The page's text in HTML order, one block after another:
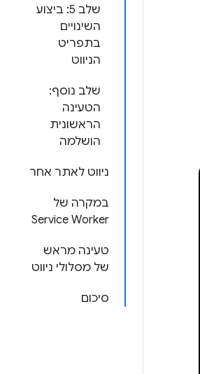
שלב 5: ביצוע
השינויים
בתפריט
הניווט
שלב נוסף:
הטעינה
הראשונית
הושלמה
ניווט לאתר אחר
במקרה של
Service Worker
טעינה מראש
של מסלולי ניווט
סיכום